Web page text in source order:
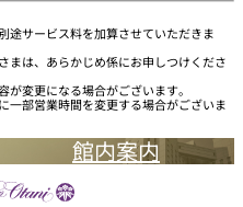
途サービス料を加算させていただきま
まは、あらかじめ係にお申しつけくださ
変更になる場合がございます。
一部営業時間を変更する場合がございま
館内案内